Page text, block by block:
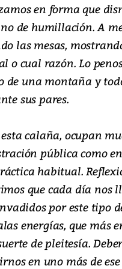
en forma que
de humillación. A
las mesas,
cual razón. Lo
una montaña y
sus pares.
calaña, ocupan
pública como
habitual.
que cada día nos
por este tipo
energías, que más
de pleitesía.
en uno más de